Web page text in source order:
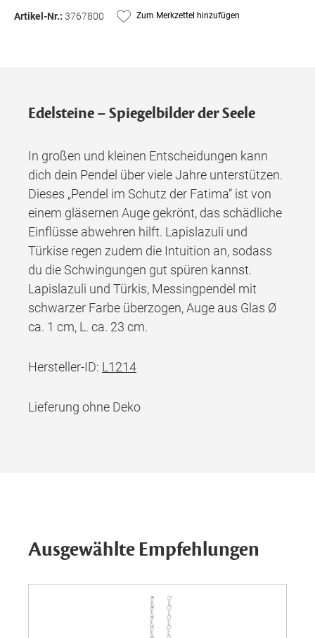
Artikel-Nr.: 3767800 Zum Merkzettel hinzufügen
Edelsteine – Spiegelbilder der Seele
In großen und kleinen Entscheidungen kann
dich dein Pendel über viele Jahre unterstützen.
Dieses „Pendel im Schutz der Fatima“ ist von
einem gläsernen Auge gekrönt, das schädliche
Einflüsse abwehren hilft. Lapislazuli und
Türkise regen zudem die Intuition an, sodass
du die Schwingungen gut spüren kannst.
Lapislazuli und Türkis, Messingpendel mit
schwarzer Farbe überzogen, Auge aus Glas Ø
ca. 1 cm, L. ca. 23 cm.
Hersteller-ID: L1214
Lieferung ohne Deko
Ausgewählte Empfehlungen